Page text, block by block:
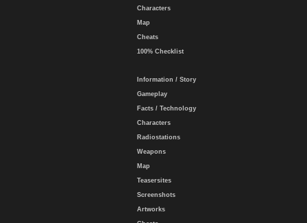
Characters
Map
Cheats
100% Checklist
Information / Story
Gameplay
Facts / Technology
Characters
Radiostations
Weapons
Map
Teasersites
Screenshots
Artworks